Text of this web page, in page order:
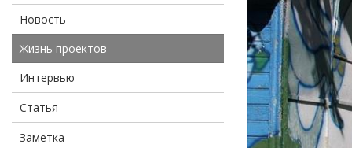
Новость
Жизнь проектов
Интервью
Статья
Заметка